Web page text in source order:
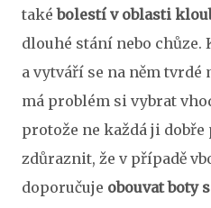
takébolestí v oblasti
dlouhé stání nebo chůze.
a vytváří se na něm tvrdé
má problém si vybrat
protože ne každá ji dobře
zdůraznit, že v případě
doporučuje obouvat boty